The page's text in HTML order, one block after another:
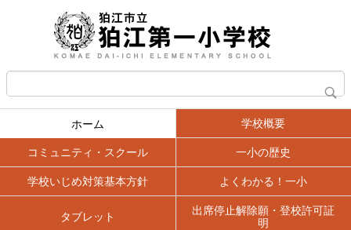
ホーム 学校概要
コミュニティ・スクール 一小の歴史
学校いじめ対策基本方針 よくわかる！一小
タブレット
出席停止解除願・登校許可証
明